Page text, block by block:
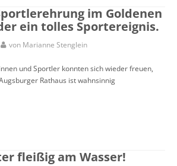
im Goldenen
ein tolles Sportereignis.
von Marianne Stenglein
und Sportler konnten sich wieder freuen,
Rathaus ist wahnsinnig
fleißig am Wasser!